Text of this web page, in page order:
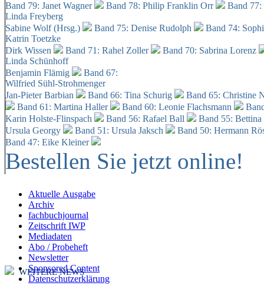
Band 79: Janet Wagner Band 78: Philip Franklin Orr
Band
Linda Freyberg
Sabine Wolf (Hrsg.)
Band 75: Denise Rudolph
Band 74:
Katrin Toetzke
Dirk Wissen
Band 71: Rahel Zoller
Band 70: Sabrina Lorenz
Linda Schünhoff
Benjamin Flämig
Band 67:
Wilfried Sühl-Strohmenger
Jan-Pieter Barbian
Band 66: Tina Schurig
Band 65: Christine
Band 61: Martina Haller
Band 60: Leonie Flachsmann
Karin Holste-Flinspach
Band 56: Rafael Ball
Band 55:
Ursula Georgy
Band 51: Ursula Jaksch Band 50: Hermann
Band 47: Eike Kleiner
Bestellen Sie jetzt online!
Aktuelle Ausgabe
Archiv
fachbuchjournal
Zeitschrift IWP
Mediadaten
Abo / Probeheft
Newsletter
Sponsored Content
Datenschutzerklärung
WEITERE NEWS